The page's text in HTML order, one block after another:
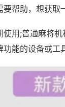
帮助，想获取
使用;普通麻将
能的设备或工